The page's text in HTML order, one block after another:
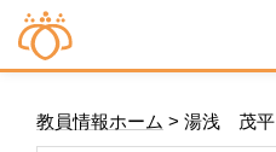
教員情報ホーム > 湯浅 茂平